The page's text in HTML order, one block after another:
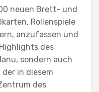
neuen Brett- und
Rollenspiele
anzufassen und
des
sondern auch
der in diesem
des